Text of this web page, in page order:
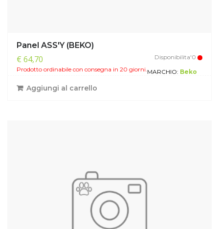
Panel ASS'Y (BEKO)
€ 64,70
Disponibilita'0
Prodotto ordinabile con consegna in 20 giorni.MARCHIO: Beko
Aggiungi al carrello